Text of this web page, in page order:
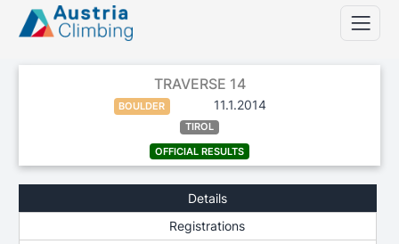
TRAVERSE 14
BOULDER 11.1.2014
TIROL
OFFICIAL RESULTS
Details
Registrations